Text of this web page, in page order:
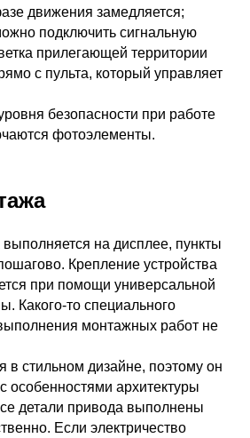
движения замедляется;
подключить сигнальную
прилегающей территории
с пульта, который управляет
безопасности при работе
фотоэлементы.
на дисплее, пункты
Крепление устройства
при помощи универсальной
Какого-то специального
монтажных работ не
в стильном дизайне, поэтому он
особенностями архитектуры
детали привода выполнены
Если электричество